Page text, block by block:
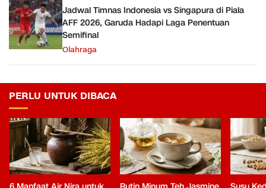
Jadwal Timnas Indonesia vs Singapura di Piala
AFF 2026, Garuda Hadapi Laga Penentuan
Semifinal
Olahraga
PERLU UNTUK DIBACA